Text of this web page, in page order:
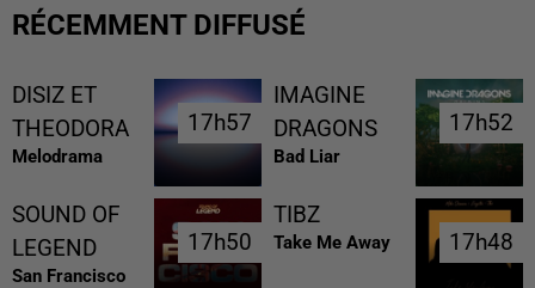
RÉCEMMENT DIFFUSÉ
DISIZ ET
THEODORA
Melodrama
17h57
17h57
IMAGINE
DRAGONS
Bad Liar
17h52
17h52
SOUND OF
LEGEND
San Francisco
17h50
17h50
TIBZ
Take Me Away 17h48
17h48